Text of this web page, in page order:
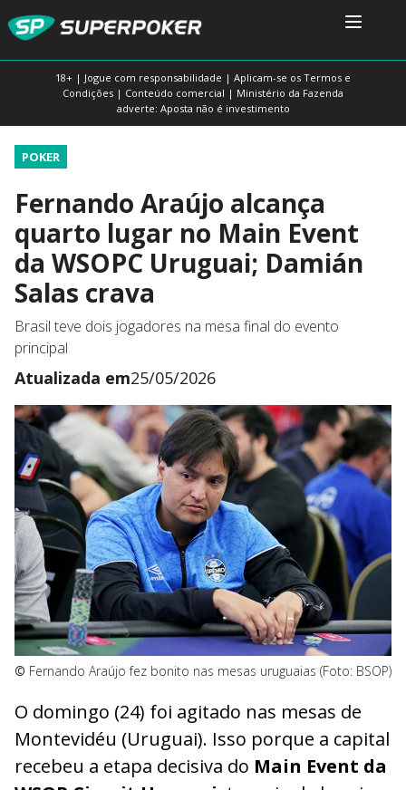
18+ | Jogue com responsabilidade | Aplicam-se os Termos e
Condições | Conteúdo comercial | Ministério da Fazenda
adverte: Aposta não é investimento
POKER
Fernando Araújo alcança
quarto lugar no Main Event
da WSOPC Uruguai; Damián
Salas crava
Brasil teve dois jogadores na mesa final do evento
principal
Atualizada em25/05/2026
© Fernando Araújo fez bonito nas mesas uruguaias (Foto: BSOP)
O domingo (24) foi agitado nas mesas de
Montevidéu (Uruguai). Isso porque a capital
recebeu a etapa decisiva do Main Event da